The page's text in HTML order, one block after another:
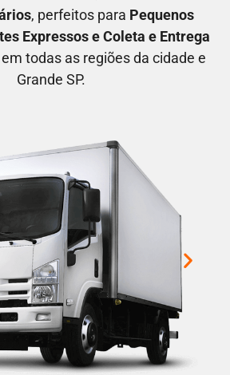
, perfeitos para Pequenos
Expressose Coleta e Entrega
todas as regiões da cidade e
Grande SP.